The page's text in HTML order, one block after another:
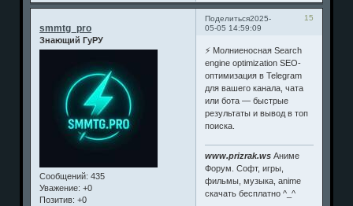
Поделиться 15
2025-
05-05 14:59:09
smmtg_pro
Знающий ГуРУ
Сообщений: 435
Уважение: +0
Позитив: +0
⚡️ Молниеносная Search
engine optimization SEO-
оптимизация в Telegram
для вашего канала, чата
или бота — быстрые
результаты и вывод в топ
поиска.
www.prizrak.ws Аниме
Форум. Софт, игры,
фильмы, музыка, anime
скачать бесплатно ^_^